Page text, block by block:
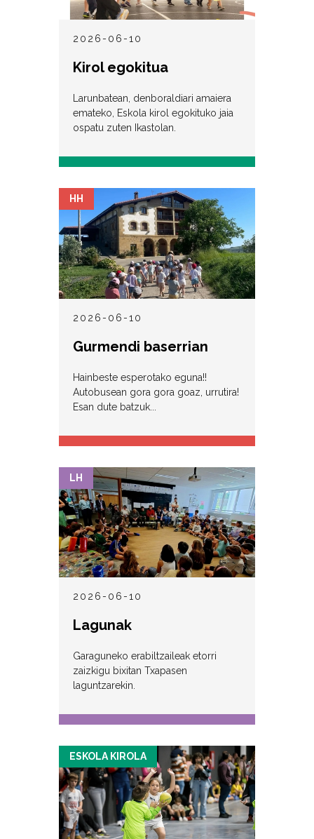
2026-06-10
Kirol egokitua
Larunbatean, denboraldiari amaiera
emateko, Eskola kirol egokituko jaia
ospatu zuten Ikastolan.
2026-06-10
HH
Gurmendi baserrian
Hainbeste esperotako eguna!!
Autobusean gora gora goaz, urrutira!
Esan dute batzuk...
2026-06-10
LH
Lagunak
Garaguneko erabiltzaileak etorri
zaizkigu bixitan Txapasen
laguntzarekin.
ESKOLA KIROLA